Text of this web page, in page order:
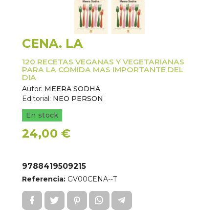
CENA. LA
120 RECETAS VEGANAS Y VEGETARIANAS
PARA LA COMIDA MAS IMPORTANTE DEL
DIA
Autor: MEERA SODHA
Editorial: NEO PERSON
En stock
24,00 €
9788419509215
Referencia: GV00CENA--T